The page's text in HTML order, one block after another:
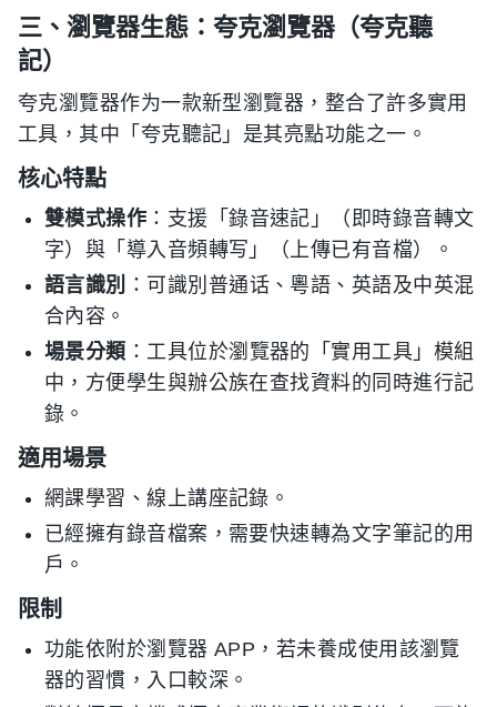
三、瀏覽器生態：夸克瀏覽器（夸克聽
記）
夸克瀏覽器作为一款新型瀏覽器，整合了許多實用
工具，其中「夸克聽記」是其亮點功能之一。
核心特點
雙模式操作 ：支援「錄音速記」（即時錄音轉文
字）與「導入音頻轉写」（上傳已有音檔）。
語言識別
：可識別普通话、粵語、英語及中英混
合內容。
場景分類 ：工具位於瀏覽器的「實用工具」模組
中，方便學生與辦公族在查找資料的同時進行記
錄。
適用場景
網課學習、線上講座記錄。
已經擁有錄音檔案，需要快速轉為文字筆記的用
戶。
限制
功能依附於瀏覽器 APP，若未養成使用該瀏覽
器的習慣，入口較深。